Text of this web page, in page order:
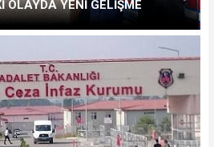
OLAYDA YENİ GELİŞME